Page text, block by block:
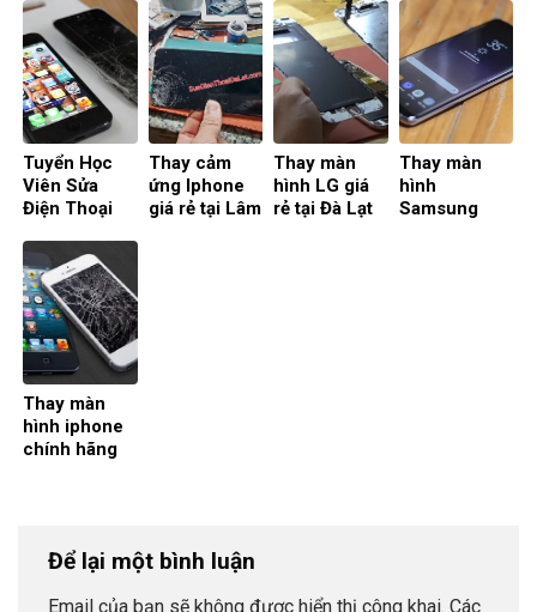
khẩu
Thay Màn
Hình Điện
Thoại, Ép
Kính Đà Lạt
Nhân, Giải
Pháp và Chi
Phí
Tuyển Học
Viên Sửa
Điện Thoại
Cơ Hội Học
Nghề
Chuyên
Nghiệp
Thay cảm
ứng Iphone
giá rẻ tại Lâm
Thay màn
hình LG giá
rẻ tại Đà Lạt
Thay màn
hình
Samsung
Thay màn
hình iphone
chính hãng
Để lại một bình luận
Email của bạn sẽ không được hiển thị công khai. Các